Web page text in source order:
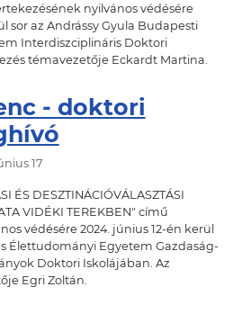
nyilvános védésére
sor az Andrássy Gyula Budapesti
Interdiszciplináris Doktori
témavezetője Eckardt Martina.
- doktori
17
ÉS DESZTINÁCIÓVÁLASZTÁSI
VIDÉKI TEREKBEN" című
védésére 2024. június 12-én kerül
Élettudományi Egyetem Gazdaság-
Doktori Iskolájában. Az
Egri Zoltán.